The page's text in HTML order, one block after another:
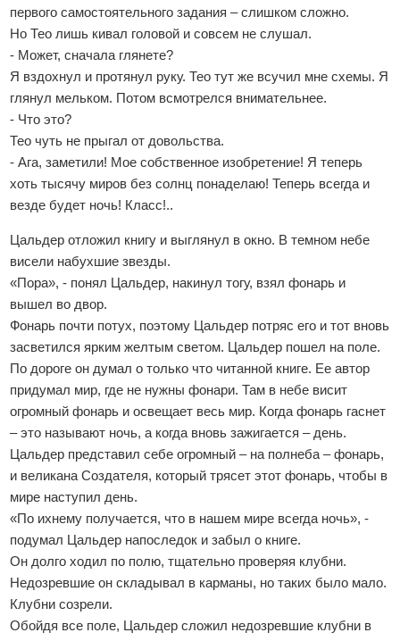
первого самостоятельного задания – слишком сложно.
Но Тео лишь кивал головой и совсем не слушал.
- Может, сначала глянете?
Я вздохнул и протянул руку. Тео тут же всучил мне схемы. Я
глянул мельком. Потом всмотрелся внимательнее.
- Что это?
Тео чуть не прыгал от довольства.
- Ага, заметили! Мое собственное изобретение! Я теперь
хоть тысячу миров без солнц понаделаю! Теперь всегда и
везде будет ночь! Класс!..
Цальдер отложил книгу и выглянул в окно. В темном небе
висели набухшие звезды.
«Пора», - понял Цальдер, накинул тогу, взял фонарь и
вышел во двор.
Фонарь почти потух, поэтому Цальдер потряс его и тот вновь
засветился ярким желтым светом. Цальдер пошел на поле.
По дороге он думал о только что читанной книге. Ее автор
придумал мир, где не нужны фонари. Там в небе висит
огромный фонарь и освещает весь мир. Когда фонарь гаснет
– это называют ночь, а когда вновь зажигается – день.
Цальдер представил себе огромный – на полнеба – фонарь,
и великана Создателя, который трясет этот фонарь, чтобы в
мире наступил день.
«По ихнему получается, что в нашем мире всегда ночь», -
подумал Цальдер напоследок и забыл о книге.
Он долго ходил по полю, тщательно проверяя клубни.
Недозревшие он складывал в карманы, но таких было мало.
Клубни созрели.
Обойдя все поле, Цальдер сложил недозревшие клубни в